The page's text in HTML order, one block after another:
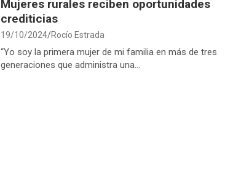
Mujeres rurales reciben oportunidades
crediticias
19/10/2024 Rocío Estrada
“Yo soy la primera mujer de mi familia en más de tres
generaciones que administra una…